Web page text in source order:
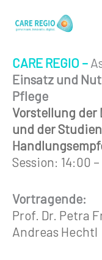
Inhalt
CARE REGIO –
Einsatz und
Pflege
Vorstellung
und der
Session: 14:00
Vortragende:
Prof. Dr. Petra
Andreas Hechtl